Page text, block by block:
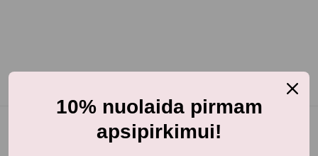
10% nuolaida pirmam
apsipirkimui!